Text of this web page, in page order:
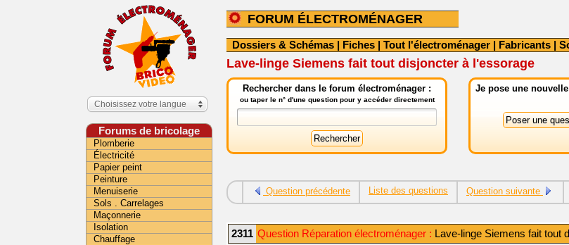
FORUM ÉLECTROMÉNAGER
Dossiers & Schémas | Fiches | Tout l'électroménager | Fabricants |
Lave-linge Siemens fait tout disjoncter à l'essorage
Rechercher dans le forum électroménager :
ou taper le n° d'une question pour y accéder directement
Je pose une
Question précédente Liste des questions Question suivante
2311 Question Réparation électroménager : Lave-linge Siemens fait tout
Choisissez votre langue
Forums de bricolage
Plomberie
Électricité
Papier peint
Peinture
Menuiserie
Sols . Carrelages
Maçonnerie
Isolation
Chauffage